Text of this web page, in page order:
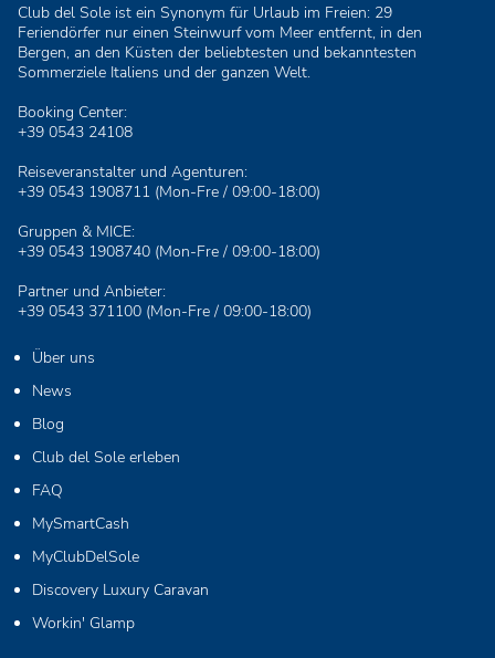
Club del Sole ist ein Synonym für Urlaub im Freien: 29
Feriendörfer nur einen Steinwurf vom Meer entfernt, in den
Bergen, an den Küsten der beliebtesten und bekanntesten
Sommerziele Italiens und der ganzen Welt.
Booking Center:
+39 0543 24108
Reiseveranstalter und Agenturen:
+39 0543 1908711 (Mon-Fre / 09:00-18:00)
Gruppen & MICE:
+39 0543 1908740 (Mon-Fre / 09:00-18:00)
Partner und Anbieter:
+39 0543 371100 (Mon-Fre / 09:00-18:00)
Über uns
News
Blog
Club del Sole erleben
FAQ
MySmartCash
MyClubDelSole
Discovery Luxury Caravan
Workin' Glamp